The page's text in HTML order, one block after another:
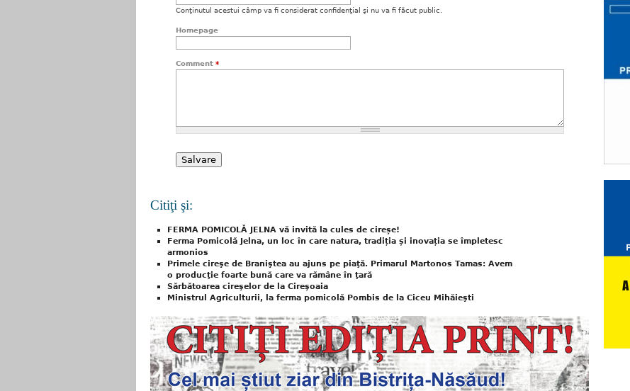
Conţinutul acestui câmp va fi considerat confidenţial şi nu va fi făcut public.
Homepage
Comment *
Citiţi şi:
FERMA POMICOLĂ JELNA vă invită la cules de cireșe!
Ferma Pomicolă Jelna, un loc în care natura, tradiția și inovația se împletesc
armonios
Primele cireşe de Braniştea au ajuns pe piaţă. Primarul Martonos Tamas: Avem
o producţie foarte bună care va rămâne în ţară
Sărbătoarea cireşelor de la Cireşoaia
Ministrul Agriculturii, la ferma pomicolă Pombis de la Ciceu Mihăieşti